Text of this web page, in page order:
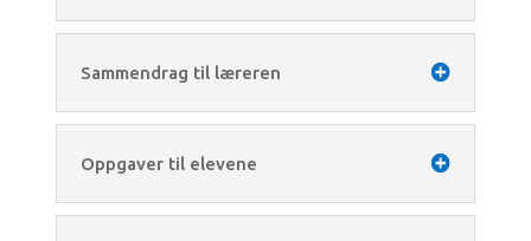
Sammendrag til læreren
Oppgaver til elevene